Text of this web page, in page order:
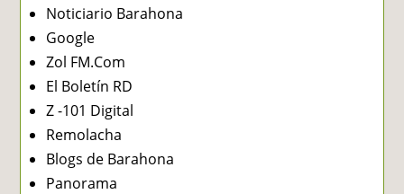
Noticiario Barahona
Google
Zol FM.Com
El Boletín RD
Z -101 Digital
Remolacha
Blogs de Barahona
Panorama